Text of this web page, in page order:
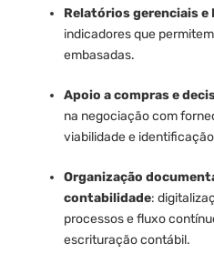
Relatórios gerenciais e
indicadores que
embasadas.
Apoio a compras e
na negociação com
viabilidade e
Organização
contabilidade:
processos e fluxo
escrituração contábil.